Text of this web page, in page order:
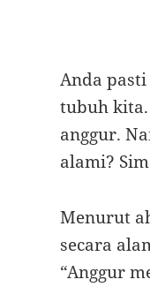
Anda
tubuh
anggur.
alami?
Menurut
secara
“Anggur